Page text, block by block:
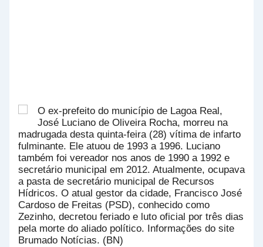
O ex-prefeito do município de Lagoa Real,
José Luciano de Oliveira Rocha, morreu na
madrugada desta quinta-feira (28) vítima de infarto
fulminante. Ele atuou de 1993 a 1996. Luciano
também foi vereador nos anos de 1990 a 1992 e
secretário municipal em 2012. Atualmente, ocupava
a pasta de secretário municipal de Recursos
Hídricos. O atual gestor da cidade, Francisco José
Cardoso de Freitas (PSD), conhecido como
Zezinho, decretou feriado e luto oficial por três dias
pela morte do aliado político. Informações do site
Brumado Notícias. (BN)